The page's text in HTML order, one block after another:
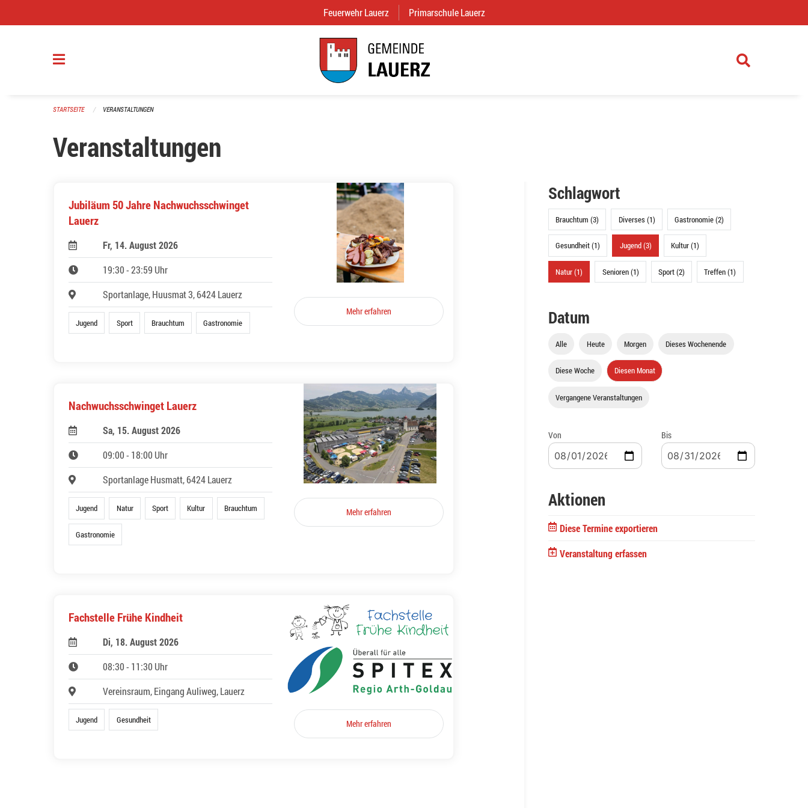
Feuerwehr Lauerz (External Link)
Primarschule Lauerz
STARTSEITE VERANSTALTUNGEN
Veranstaltungen
Jubiläum 50 Jahre Nachwuchsschwinget
Lauerz
Fr, 14. August 2026
19:30 - 23:59 Uhr
Sportanlage, Huusmat 3, 6424 Lauerz
Jugend Sport Brauchtum Gastronomie
Mehr erfahren
Nachwuchsschwinget Lauerz
Sa, 15. August 2026
09:00 - 18:00 Uhr
Sportanlage Husmatt, 6424 Lauerz
Jugend Natur Sport Kultur Brauchtum
Gastronomie
Mehr erfahren
Fachstelle Frühe Kindheit
Di, 18. August 2026
08:30 - 11:30 Uhr
Vereinsraum, Eingang Auliweg, Lauerz
Jugend Gesundheit Mehr erfahren
Schlagwort
Brauchtum (3) Diverses (1) Gastronomie (2)
Gesundheit (1) Jugend (3) Kultur (1)
Natur (1) Senioren (1) Sport (2) Treffen (1)
Datum
Alle Heute Morgen Dieses Wochenende
Diese Woche Diesen Monat
Vergangene Veranstaltungen
Von Bis
Aktionen
Diese Termine exportieren
Veranstaltung erfassen